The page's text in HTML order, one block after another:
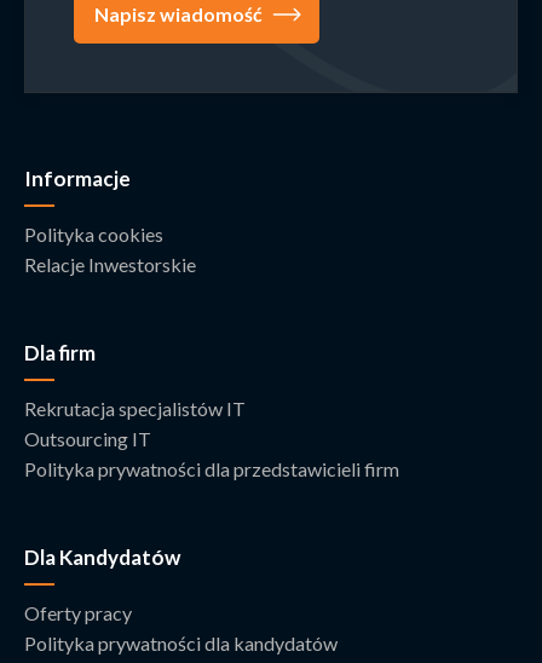
Napisz wiadomość
Informacje
Polityka cookies
Relacje Inwestorskie
Dla firm
Rekrutacja specjalistów IT
Outsourcing IT
Polityka prywatności dla przedstawicieli firm
Dla Kandydatów
Oferty pracy
Polityka prywatności dla kandydatów